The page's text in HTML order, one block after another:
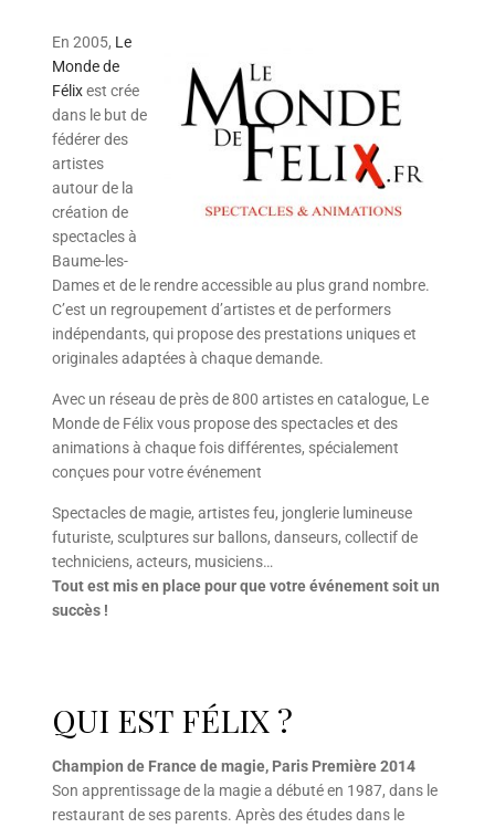
En 2005, Le
Monde de
Félixest crée
dans le but de
fédérer des
artistes
autour de la
création de
spectacles à
Baume-les-
Dames et de le rendre accessible au plus grand nombre.
C’est un regroupement d’artistes et de performers
indépendants, qui propose des prestations uniques et
originales adaptées à chaque demande.
Avec un réseau de près de 800 artistes en catalogue, Le
Monde de Félix vous propose des spectacles et des
animations à chaque fois différentes, spécialement
conçues pour votre événement
Spectacles de magie, artistes feu, jonglerie lumineuse
futuriste, sculptures sur ballons, danseurs, collectif de
techniciens, acteurs, musiciens…
Tout est mis en place pour que votre événement soit un
succès !
QUI EST FÉLIX ?
Champion de France de magie, Paris Première 2014
Son apprentissage de la magie a débuté en 1987, dans le
restaurant de ses parents. Après des études dans le